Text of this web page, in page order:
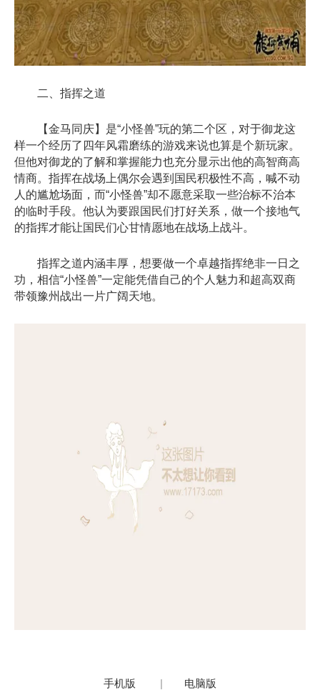
二、指挥之道
【金马同庆】是“小怪兽”玩的第二个区，对于御龙这
样一个经历了四年风霜磨练的游戏来说也算是个新玩家。
但他对御龙的了解和掌握能力也充分显示出他的高智商高
情商。指挥在战场上偶尔会遇到国民积极性不高，喊不动
人的尴尬场面，而“小怪兽”却不愿意采取一些治标不治本
的临时手段。他认为要跟国民们打好关系，做一个接地气
的指挥才能让国民们心甘情愿地在战场上战斗。
指挥之道内涵丰厚，想要做一个卓越指挥绝非一日之
功，相信“小怪兽”一定能凭借自己的个人魅力和超高双商
带领豫州战出一片广阔天地。
手机版 | 电脑版